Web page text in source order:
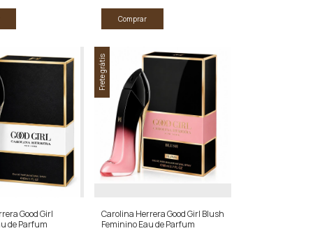
Comprar
Good Girl
de Parfum
Frete grátis
Carolina Herrera Good Girl Blush
Feminino Eau de Parfum